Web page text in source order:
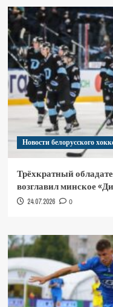
Новости белорусского
Трёхкратный
возглавил минское
24.07.2026 0